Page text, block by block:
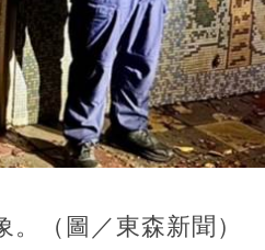
（圖／東森新聞）